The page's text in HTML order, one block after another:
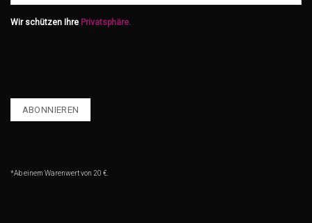
Wir schützen Ihre Privatsphäre.
*Ab einem Warenwert von 20 €.